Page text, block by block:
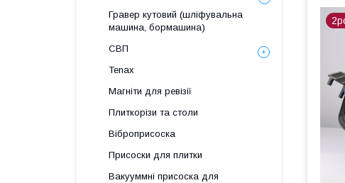
Гравер кутовий (шліфувальна
машина, бормашина)
СВП
Tenax
Магніти для ревізії
Плиткорізи та столи
Віброприсоска
Присоски для плитки
Вакууммні присоска для